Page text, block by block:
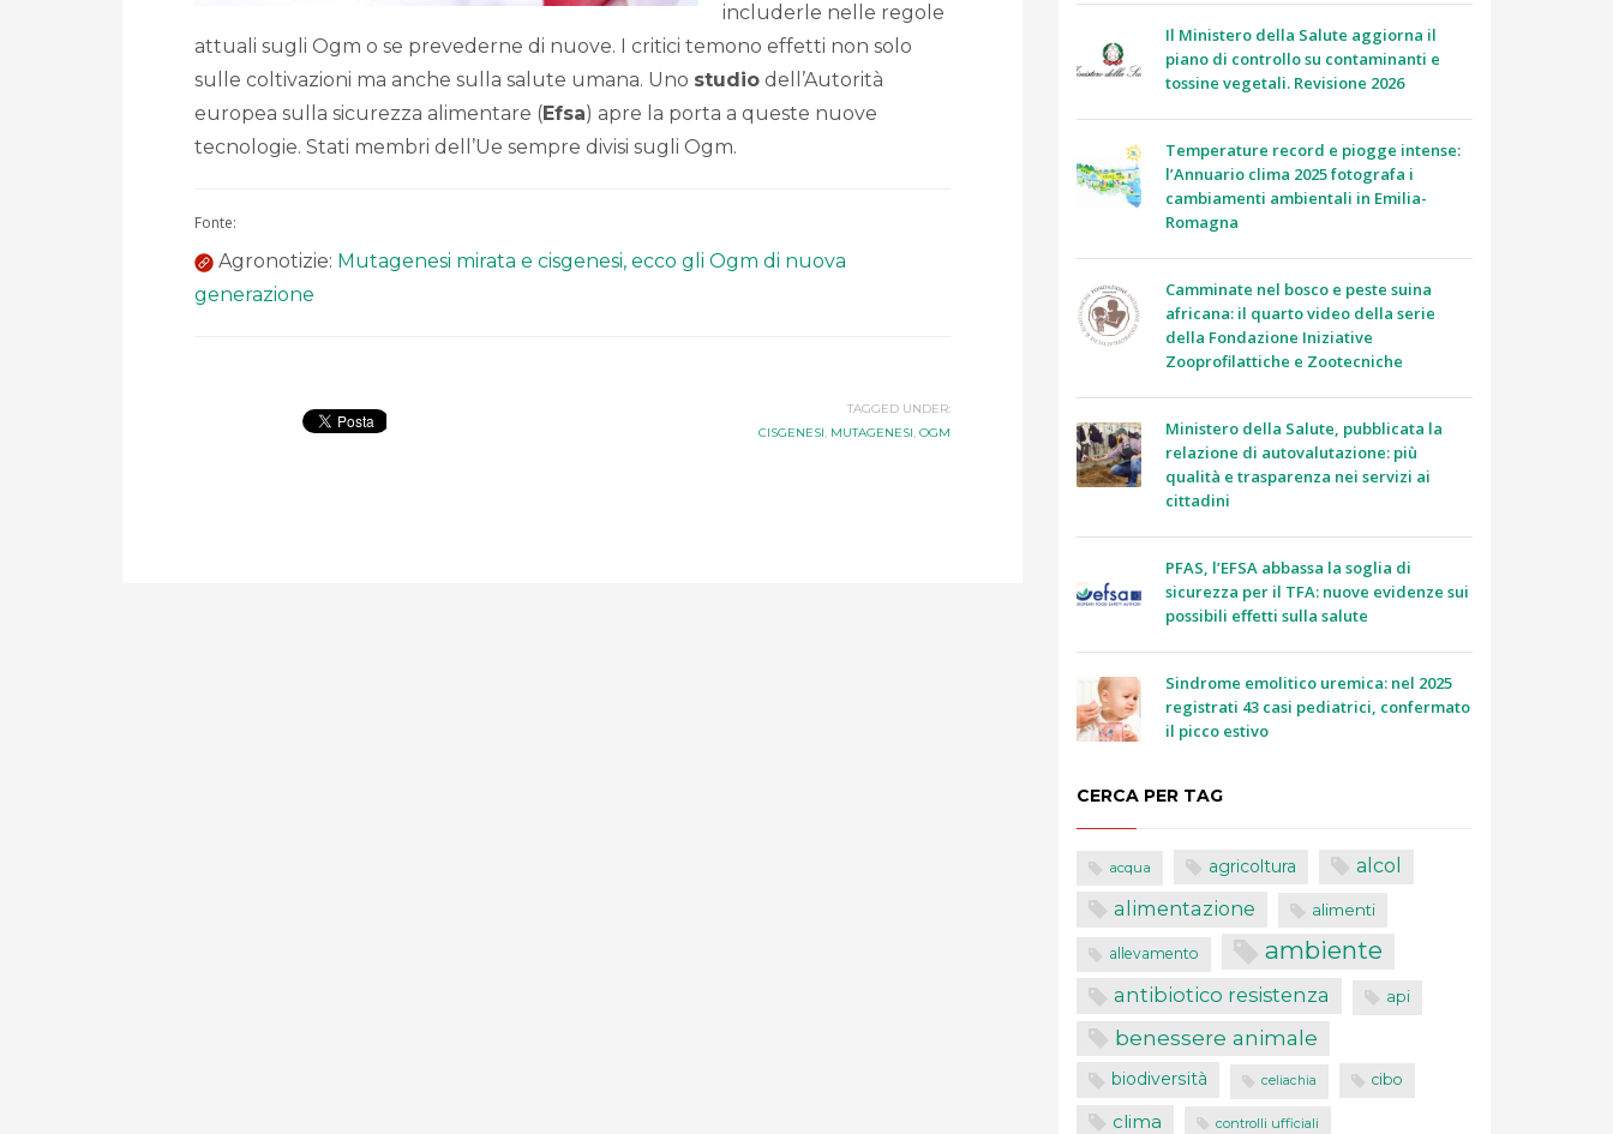
includerle nelle regole
attuali sugli Ogm o se prevederne di nuove. I critici temono effetti non solo
sulle coltivazioni ma anche sulla salute umana. Uno studio dell’Autorità
europea sulla sicurezza alimentare (Efsa) apre la porta a queste nuove
tecnologie. Stati membri dell’Ue sempre divisi sugli Ogm.
Fonte:
Agronotizie: Mutagenesi mirata e cisgenesi, ecco gli Ogm di nuova
generazione
TAGGED UNDER:
CISGENESI, MUTAGENESI, OGM
Il Ministero della Salute aggiorna il
piano di controllo su contaminanti e
tossine vegetali. Revisione 2026
Temperature record e piogge intense:
l’Annuario clima 2025 fotografa i
cambiamenti ambientali in Emilia-
Romagna
Camminate nel bosco e peste suina
africana: il quarto video della serie
della Fondazione Iniziative
Zooprofilattiche e Zootecniche
Ministero della Salute, pubblicata la
relazione di autovalutazione: più
qualità e trasparenza nei servizi ai
cittadini
PFAS, l’EFSA abbassa la soglia di
sicurezza per il TFA: nuove evidenze sui
possibili effetti sulla salute
Sindrome emolitico uremica: nel 2025
registrati 43 casi pediatrici, confermato
il picco estivo
CERCA PER TAG
acqua agricoltura alcol
alimentazione alimenti
allevamento ambiente
antibiotico resistenza api
benessere animale
biodiversità celiachia cibo
clima controlli ufficiali